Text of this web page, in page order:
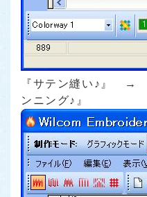
『サテン縫い♪』 →
ンニング♪』